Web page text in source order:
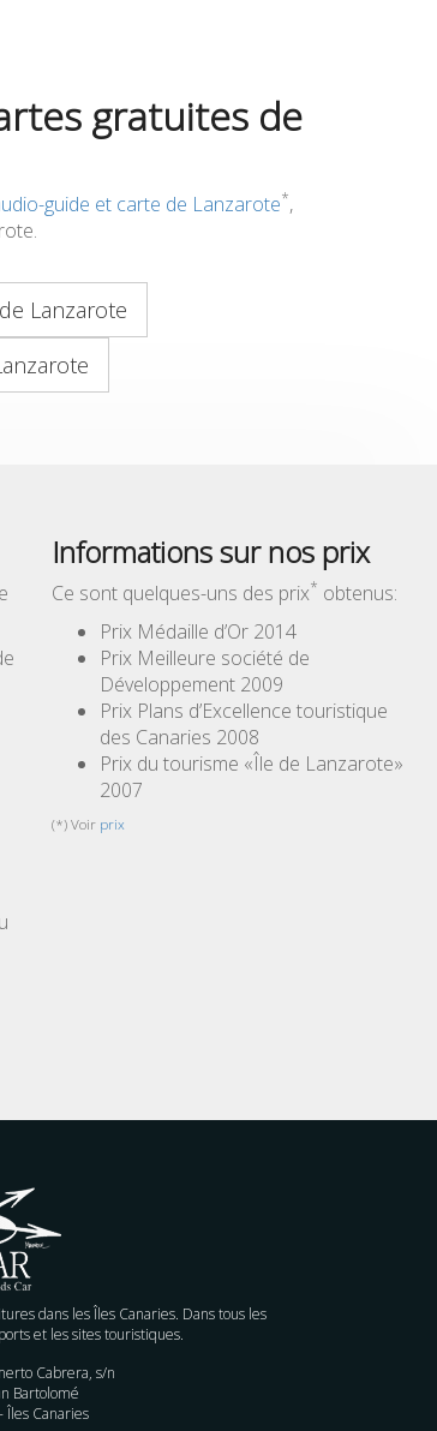
gratuites de
guide et carte de Lanzarote*,
Lanzarote
Informations sur nos prix
Ce sont quelques-uns des prix* obtenus:
Prix Médaille d’Or 2014
Prix Meilleure société de
Développement 2009
Prix Plans d’Excellence touristique
des Canaries 2008
Prix du tourisme «Île de Lanzarote»
2007
(*) Voir prix
dans les Îles Canaries. Dans tous les
et les sites touristiques.
Cabrera, s/n
Bartolomé
Îles Canaries